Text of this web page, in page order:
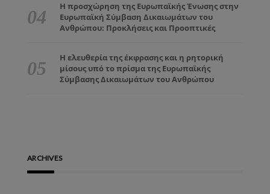
Η προσχώρηση της Ευρωπαϊκής Ένωσης στην
Ευρωπαϊκή Σύμβαση Δικαιωμάτων του
Ανθρώπου: Προκλήσεις και Προοπτικές
Η ελευθερία της έκφρασης και η ρητορική
μίσους υπό το πρίσμα της Ευρωπαϊκής
Σύμβασης Δικαιωμάτων του Ανθρώπου
ARCHIVES